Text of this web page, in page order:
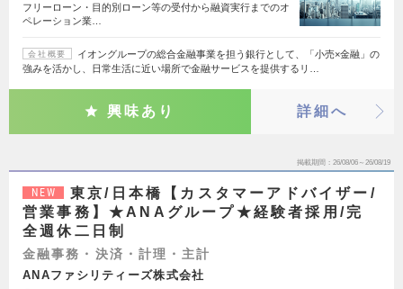
フリーローン・目的別ローン等の受付から融資実行までのオ
ペレーション業…
会社概要
イオングループの総合金融事業を担う銀行として、「小売×金融」の
強みを活かし、日常生活に近い場所で金融サービスを提供するリ…
興味あり 詳細へ
掲載期間 26/08/06～26/08/19
NEW
東京/日本橋【カスタマーアドバイザー/
営業事務】★ANAグループ★経験者採用/完
全週休二日制
金融事務・決済・計理・主計
ANAファシリティーズ株式会社